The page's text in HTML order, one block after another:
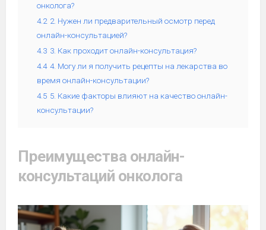
онколога?
4.2 2. Нужен ли предварительный осмотр перед
онлайн-консультацией?
4.3 3. Как проходит онлайн-консультация?
4.4 4. Могу ли я получить рецепты на лекарства во
время онлайн-консультации?
4.5 5. Какие факторы влияют на качество онлайн-
консультации?
Преимущества онлайн-
консультаций онколога